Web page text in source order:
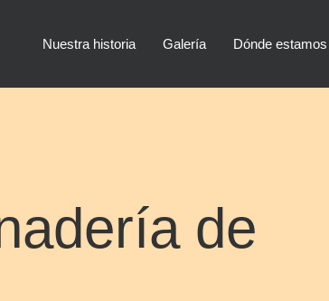
Nuestra historia Galería Dónde estamos
de